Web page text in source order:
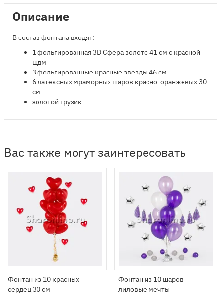
Описание
В состав фонтана входят:
​1 фольгированная 3D Сфера золото 41 см с красной
шдм
3 фольгированные красные звезды 46 см
6 латексных мраморных шаров красно-оранжевых 30
см
золотой грузик
Вас также могут заинтересовать
Фонтан из 10 красных
сердец 30 см
Фонтан из 10 шаров
лиловые мечты